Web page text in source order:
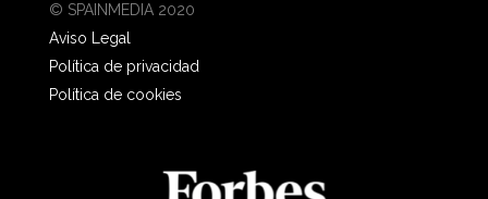
© SPAINMEDIA 2020
Aviso Legal
Política de privacidad
Política de cookies